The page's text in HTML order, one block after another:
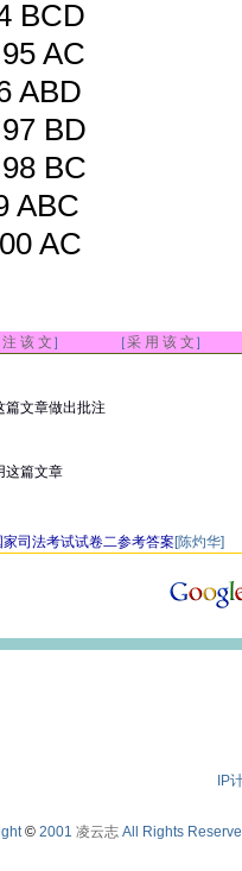
BCD
AC
ABD
BD
BC
ABC
AC
该 文 ］ ［采 用 该 文 ］
篇文章做出批注
这篇文章
司法考试试卷二参考答案 [陈灼华]
IP
© 2001 凌云志 All Rights